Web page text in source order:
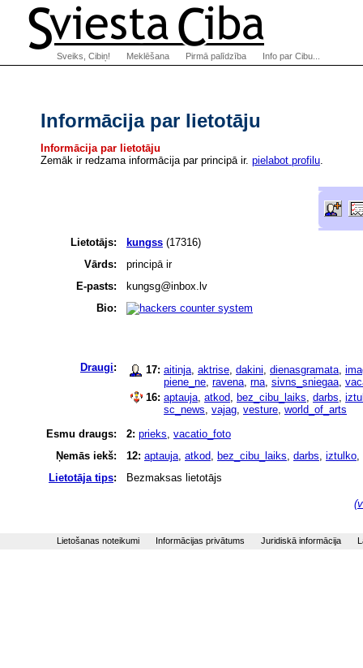
Informācija par lietotāju
Informācija par lietotāju
Zemāk ir redzama informācija par principā ir. pielabot profilu.
Lietotājs: kungss (17316)
Vārds:
principā ir
E-pasts:
kungsg@inbox.lv
Bio:
Draugi: 17: aitinja aktrise dakini dienasgramata
piene_ne ravena rna sivns_sniegaa
16: aptauja atkod bez_cibu_laiks darbs
sc_news vajag vesture world_of_arts
Esmu draugs:
2: prieks vacatio_foto
Ņemās iekš:
12: aptauja atkod bez_cibu_laiks darbs iztulko
Lietotāja tips: Bezmaksas lietotājs
Sveiks, Cibiņ! Meklēšana Pirmā palīdzība Info par Cibu...
Lietošanas noteikumi Informācijas privātums Juridiskā informācija